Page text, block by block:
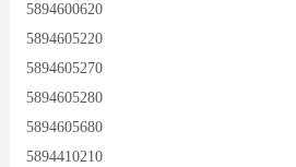
5894600620
5894605220
5894605270
5894605280
5894605680
5894410210